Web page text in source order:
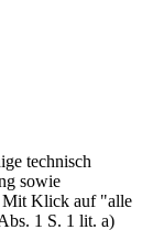
technisch
sowie
Mit Klick auf "alle
1 S. 1 lit. a)